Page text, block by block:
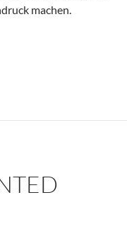
machen.